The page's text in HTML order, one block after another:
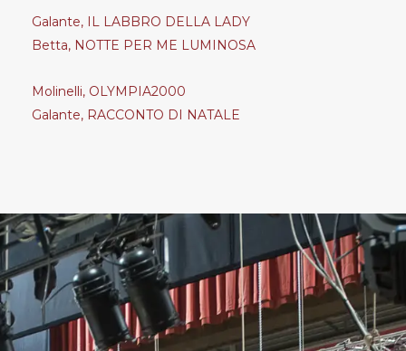
Galante, IL LABBRO DELLA LADY
Betta, NOTTE PER ME LUMINOSA
Molinelli, OLYMPIA2000
Galante, RACCONTO DI NATALE